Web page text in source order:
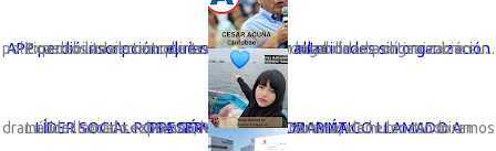
APP perdió inscripción: el riesgo de elegir autoridades sin organización que responda por ellas
Expertos advierten que la desaparición legal de una organización política debilita el control interno y la responsabilidad política sobre su...
LÍDER SOCIAL ROSA GÓMEZ LANZA DRAMÁTICO LLAMADO A PRESERVAR LA VIDA MARINA
La líder social sechurana; Rosa Gómez Nunura, viene lanzando un dramático llamado expresando: “Basta de cortinas de humo. No miremos a otro ...